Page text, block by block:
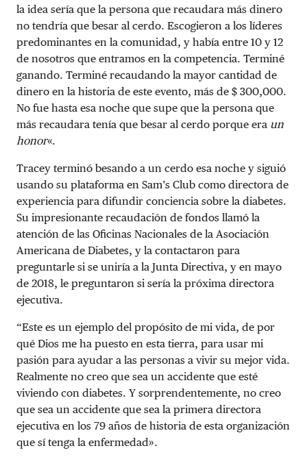
la idea sería que la persona que recaudara más dinero
no tendría que besar al cerdo. Escogieron a los líderes
predominantes en la comunidad, y había entre 10 y 12
de nosotros que entramos en la competencia. Terminé
ganando. Terminé recaudando la mayor cantidad de
dinero en la historia de este evento, más de $ 300,000.
No fue hasta esa noche que supe que la persona que
más recaudara tenía que besar al cerdo porque era un
honor«.
Tracey terminó besando a un cerdo esa noche y siguió
usando su plataforma en Sam’s Club como directora de
experiencia para difundir conciencia sobre la diabetes.
Su impresionante recaudación de fondos llamó la
atención de las Oficinas Nacionales de la Asociación
Americana de Diabetes, y la contactaron para
preguntarle si se uniría a la Junta Directiva, y en mayo
de 2018, le preguntaron si sería la próxima directora
ejecutiva.
“Este es un ejemplo del propósito de mi vida, de por
qué Dios me ha puesto en esta tierra, para usar mi
pasión para ayudar a las personas a vivir su mejor vida.
Realmente no creo que sea un accidente que esté
viviendo con diabetes. Y sorprendentemente, no creo
que sea un accidente que sea la primera directora
ejecutiva en los 79 años de historia de esta organización
que sí tenga la enfermedad».